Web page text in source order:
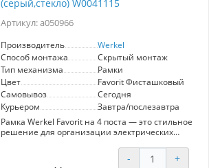
(серый,стекло) W0041115
Артикул: a050966
Производитель
Werkel
Способ монтажа
Скрытый монтаж
Тип механизма
Рамки
Цвет
Favorit Фисташковый
Самовывоз
Сегодня
Курьером
Завтра/послезавтра
Рамка Werkel Favorit на 4 поста — это стильное
решение для организации электрических
из качественного серого пластика с
стеклянной вставкой, она гармонично
- +